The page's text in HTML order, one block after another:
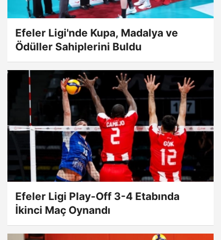
Efeler Ligi'nde Kupa, Madalya ve
Ödüller Sahiplerini Buldu
Efeler Ligi Play-Off 3-4 Etabında
İkinci Maç Oynandı